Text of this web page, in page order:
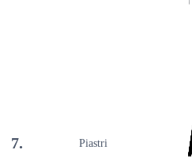
7. Piastri